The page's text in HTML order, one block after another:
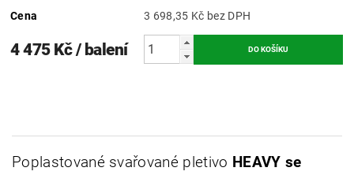
Cena 3 698,35 Kč bez DPH
4 475 Kč/ balení
Poplastované svařované pletivo HEAVY se